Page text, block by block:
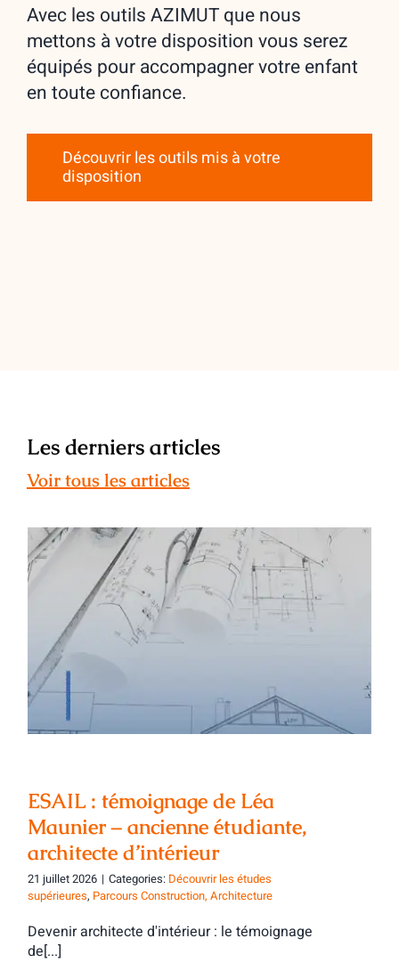
Avec les outils AZIMUT que nous
mettons à votre disposition vous serez
équipés pour accompagner votre enfant
en toute confiance.
Découvrir les outils mis à votre
disposition
Les derniers articles
Voir tous les articles
ESAIL : témoignage de Léa Maunier –
ancienne étudiante, architecte
ESAIL : témoignage de Léa
Maunier – ancienne étudiante,
architecte d’intérieur
21 juillet 2026 | Categories: Découvrir les études
supérieures, Parcours Construction, Architecture
Devenir architecte d'intérieur : le témoignage
de[...]